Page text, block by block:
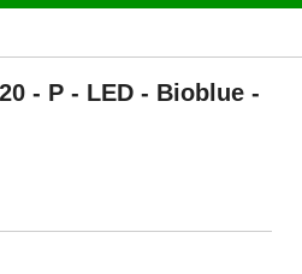
‑ P ‑ LED - Bioblue -